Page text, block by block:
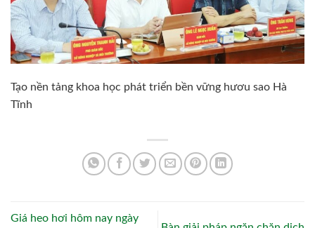
Tạo nền tảng khoa học phát triển bền vững hươu sao Hà
Tĩnh
Giá heo hơi hôm nay ngày